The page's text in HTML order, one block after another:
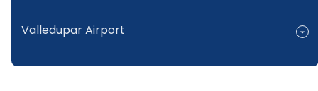
Valledupar Airport